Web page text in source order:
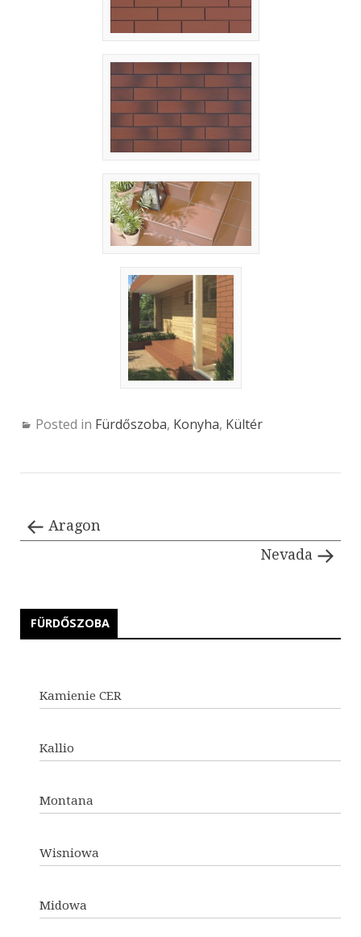
Posted in Fürdőszoba, Konyha, Kültér
Aragon
Nevada
FÜRDŐSZOBA
Kamienie CER
Kallio
Montana
Wisniowa
Midowa